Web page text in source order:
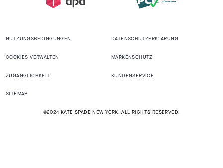
NUTZUNGSBEDINGUNGEN DATENSCHUTZERKLÄRUNG
COOKIES VERWALTEN MARKENSCHUTZ
ZUGÄNGLICHKEIT KUNDENSERVICE
SITEMAP
©2024 KATE SPADE NEW YORK. ALL RIGHTS RESERVED.